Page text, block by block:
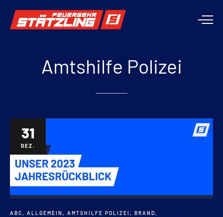
Amtshilfe Polizei
31
DEZ.
ABC, ALLGEMEIN , AMTSHILFE POLIZEI , BRAND,